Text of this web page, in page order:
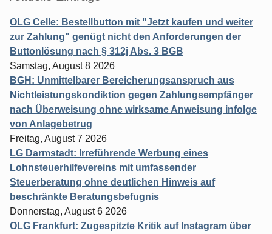
OLG Celle: Bestellbutton mit "Jetzt kaufen und weiter
zur Zahlung" genügt nicht den Anforderungen der
Buttonlösung nach § 312j Abs. 3 BGB
Samstag, August 8 2026
BGH: Unmittelbarer Bereicherungsanspruch aus
Nichtleistungskondiktion gegen Zahlungsempfänger
nach Überweisung ohne wirksame Anweisung infolge
von Anlagebetrug
Freitag, August 7 2026
LG Darmstadt: Irreführende Werbung eines
Lohnsteuerhilfevereins mit umfassender
Steuerberatung ohne deutlichen Hinweis auf
beschränkte Beratungsbefugnis
Donnerstag, August 6 2026
OLG Frankfurt: Zugespitzte Kritik auf Instagram über